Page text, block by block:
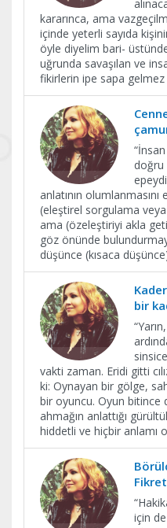
kararınca, ama
içinde yeterli sayıda
öyle diyelim bari-
uğrunda savaşılan ve
fikirlerin ipe sapa
anlatının olumlanmasını
(eleştirel sorgulama
ama (özeleştiriyi akla
göz önünde
düşünce (kısaca
bir
vakti zaman. Eridi gitti
ki: Oynayan bir gölge,
bir oyuncu. Oyun bitince
ahmağın anlattığı
hiddetli ve hiçbir anlamı
için